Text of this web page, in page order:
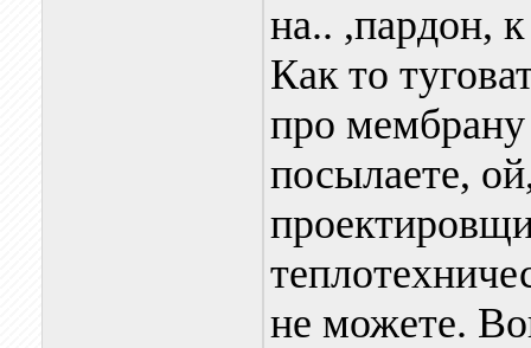
на.. ,пардон,
Как то
про
посылаете,
не можете.